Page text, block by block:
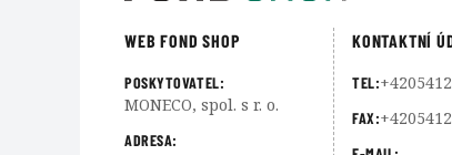
WEB FOND SHOP
POSKYTOVATEL:
MONECO, spol. s r. o.
ADRESA:
KONTAKTNÍ
TEL:
FAX: